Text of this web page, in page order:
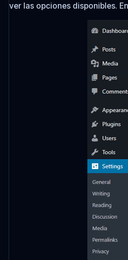
ver las opciones disponibles.